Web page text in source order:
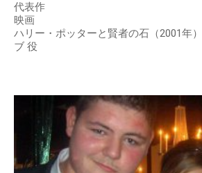
代表作
映画
ハリー・ポッターと賢者の石（2001年
ブ 役